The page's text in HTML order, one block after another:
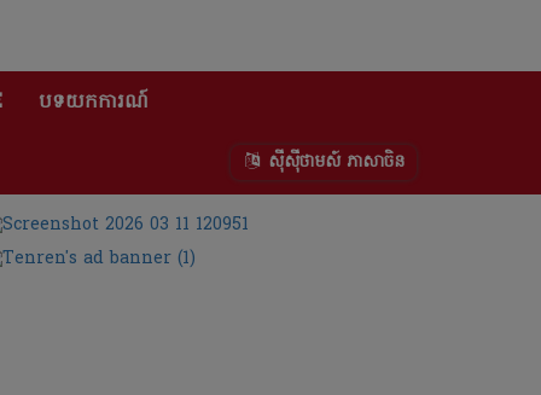
បទយកការណ៍
ស៊ីស៊ីថាមស៍ ភាសាចិន